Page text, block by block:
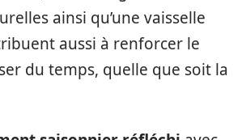
ainsi qu’une vaisselle
aussi à renforcer le
du temps, quelle que soit la